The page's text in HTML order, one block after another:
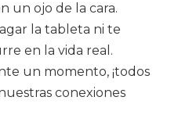
un ojo de la cara.
la tableta ni te
en la vida real.
un momento, ¡todos
conexiones